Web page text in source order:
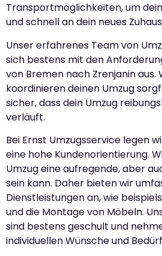
Transportmöglichkeiten, um
und schnell an dein neues
Unser erfahrenes Team von
sich bestens mit den
von Bremen nach Zrenjanin aus.
koordinieren deinen Umzug
sicher, dass dein Umzug
verläuft.
Bei Ernst Umzugsservice legen
eine hohe Kundenorientierung.
Umzug eine aufregende, aber
sein kann. Daher bieten wir
Dienstleistungen an, wie
und die Montage von Möbeln.
sind bestens geschult und
individuellen Wünsche und